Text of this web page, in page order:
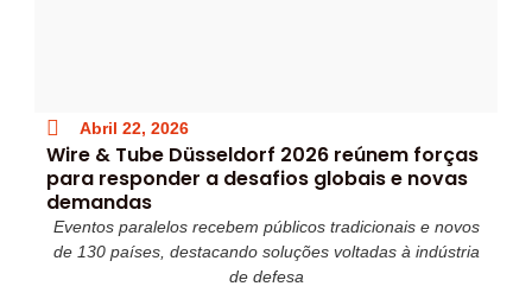
Abril 22, 2026
Wire & Tube Düsseldorf 2026 reúnem forças
para responder a desafios globais e novas
demandas
Eventos paralelos recebem públicos tradicionais e novos
de 130 países, destacando soluções voltadas à indústria
de defesa